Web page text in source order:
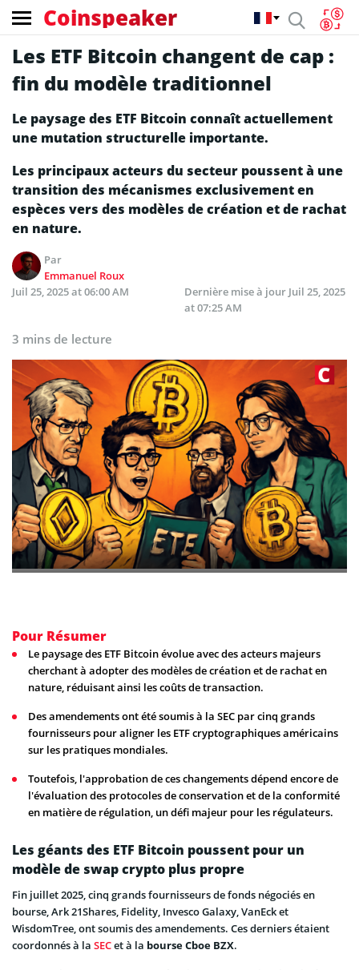
Coinspeaker
Les ETF Bitcoin changent de cap :
fin du modèle traditionnel
Le paysage des ETF Bitcoin connaît actuellement
une mutation structurelle importante.
Les principaux acteurs du secteur poussent à une
transition des mécanismes exclusivement en
espèces vers des modèles de création et de rachat
en nature.
Par
Emmanuel Roux
Juil 25, 2025 at 06:00 AM
Dernière mise à jour Juil 25, 2025
at 07:25 AM
3 mins de lecture
Pour Résumer
Le paysage des ETF Bitcoin évolue avec des acteurs majeurs
cherchant à adopter des modèles de création et de rachat en
nature, réduisant ainsi les coûts de transaction.
Des amendements ont été soumis à la SEC par cinq grands
fournisseurs pour aligner les ETF cryptographiques américains
sur les pratiques mondiales.
Toutefois, l'approbation de ces changements dépend encore de
l'évaluation des protocoles de conservation et de la conformité
en matière de régulation, un défi majeur pour les régulateurs.
Les géants des ETF Bitcoin poussent pour un
modèle de swap crypto plus propre
Fin juillet 2025, cinq grands fournisseurs de fonds négociés en
bourse, Ark 21Shares, Fidelity, Invesco Galaxy, VanEck et
WisdomTree, ont soumis des amendements. Ces derniers étaient
coordonnés à la SECet à la bourse Cboe BZX.